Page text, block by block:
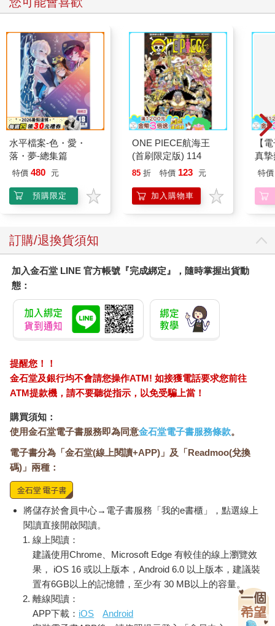
水平檔案-色・愛・
落・夢-總集篇
特價 480 元
預購限定
ONE PIECE航海王
(首刷限定版) 114
85 折 特價 123 元
加入購物車
【
真
員
特價
訂購/退換貨須知
加入金石堂 LINE 官方帳號『完成綁定』，隨時掌握出貨動
態：
提醒您！！
金石堂及銀行均不會請您操作ATM! 如接獲電話要求您前往
ATM提款機，請不要聽從指示，以免受騙上當！
購買須知：
使用金石堂電子書服務即為同意金石堂電子書服務條款。
電子書分為「金石堂(線上閱讀+APP)」及「Readmoo(兌換
碼)」兩種：
將儲存於會員中心→電子書服務「我的e書櫃」，點選線上
閱讀直接開啟閱讀。
線上閱讀：
建議使用Chrome、Microsoft Edge 有較佳的線上瀏覽效
果， iOS 16 或以上版本，Android 6.0 以上版本，建議裝
置有6GB以上的記憶體，至少有 30 MB以上的容量。
離線閱讀：
APP下載： iOS
Android